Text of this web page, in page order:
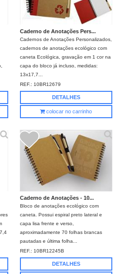
Caderno de Anotações Pers...
Cadernos de Anotações Personalizados,
cadernos de anotações ecológico com
caneta Ecológica, gravação em 1 cor na
capa do bloco já incluso, medidas:
13x17,7...
REF.: 10BR12679
DETALHES
colocar no carrinho
Caderno de Anotações - 10...
Bloco de anotações ecológico com
caneta. Possui espiral preto lateral e
capa lisa frente e verso,
aproximadamente 70 folhas brancas
pautadas e última folha...
REF.:10BR12245B
DETALHES